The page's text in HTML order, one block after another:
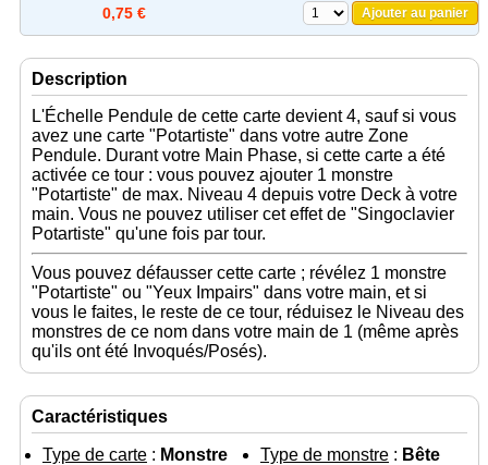
0,75 € Ajouter au panier
Description
L'Échelle Pendule de cette carte devient 4, sauf si vous
avez une carte "Potartiste" dans votre autre Zone
Pendule. Durant votre Main Phase, si cette carte a été
activée ce tour : vous pouvez ajouter 1 monstre
"Potartiste" de max. Niveau 4 depuis votre Deck à votre
main. Vous ne pouvez utiliser cet effet de "Singoclavier
Potartiste" qu'une fois par tour.
Vous pouvez défausser cette carte ; révélez 1 monstre
"Potartiste" ou "Yeux Impairs" dans votre main, et si
vous le faites, le reste de ce tour, réduisez le Niveau des
monstres de ce nom dans votre main de 1 (même après
qu'ils ont été Invoqués/Posés).
Caractéristiques
Type de carte : Monstre
Type de monstre : Bête